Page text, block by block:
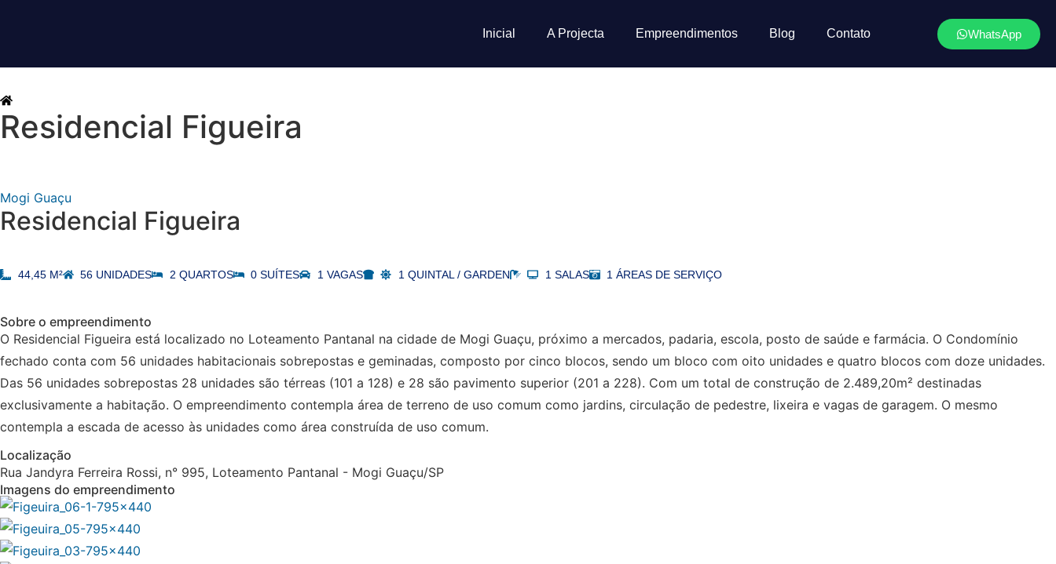
Inicial A Projecta Empreendimentos Blog Contato WhatsApp
Residencial Figueira
Mogi Guaçu
Residencial Figueira
44,45 M² 56 UNIDADES 2 QUARTOS 0 SUÍTES 1 VAGAS 1 QUINTAL / GARDEN 1 SALAS 1 ÁREAS DE SERVIÇO
Sobre o empreendimento
O Residencial Figueira está localizado no Loteamento Pantanal na cidade de Mogi Guaçu, próximo a mercados, padaria, escola, posto de saúde e farmácia. O Condomínio
fechado conta com 56 unidades habitacionais sobrepostas e geminadas, composto por cinco blocos, sendo um bloco com oito unidades e quatro blocos com doze unidades.
Das 56 unidades sobrepostas 28 unidades são térreas (101 a 128) e 28 são pavimento superior (201 a 228). Com um total de construção de 2.489,20m² destinadas
exclusivamente a habitação. O empreendimento contempla área de terreno de uso comum como jardins, circulação de pedestre, lixeira e vagas de garagem. O mesmo
contempla a escada de acesso às unidades como área construída de uso comum.
Localização
Rua Jandyra Ferreira Rossi, n° 995, Loteamento Pantanal - Mogi Guaçu/SP
Imagens do empreendimento